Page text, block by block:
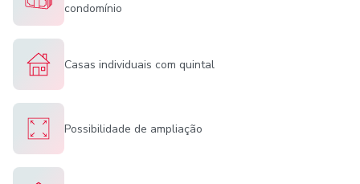
condomínio
Casas individuais com quintal
Possibilidade de ampliação